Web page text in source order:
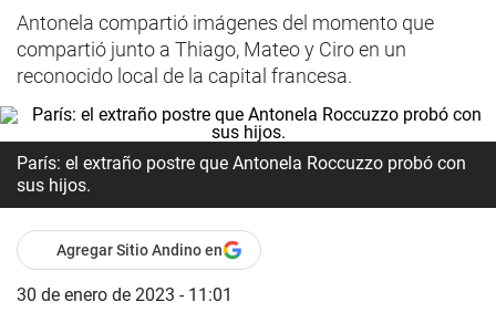
Antonela compartió imágenes del momento que
compartió junto a Thiago, Mateo y Ciro en un
reconocido local de la capital francesa.
París: el extraño postre que Antonela Roccuzzo probó con
sus hijos.
Agregar Sitio Andino en
30 de enero de 2023 - 11:01